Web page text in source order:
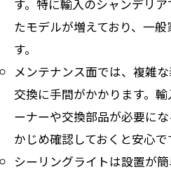
す。特に輸入のシャンデリ
たモデルが増えており、一
す。
メンテナンス面では、複雑
交換に手間がかかります。
ーナーや交換部品が必要に
かじめ確認しておくと安心で
シーリングライトは設置が